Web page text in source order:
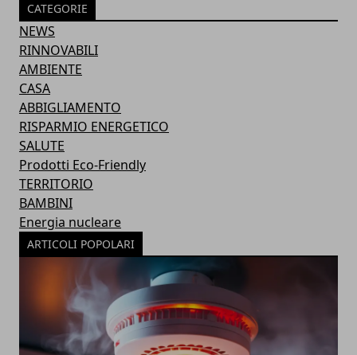
CATEGORIE
NEWS
RINNOVABILI
AMBIENTE
CASA
ABBIGLIAMENTO
RISPARMIO ENERGETICO
SALUTE
Prodotti Eco-Friendly
TERRITORIO
BAMBINI
Energia nucleare
ARTICOLI POPOLARI